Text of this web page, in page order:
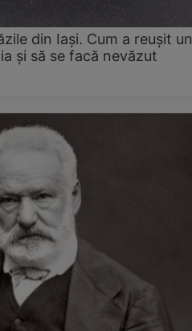
din Iași. Cum a reușit un
și să se facă nevăzut